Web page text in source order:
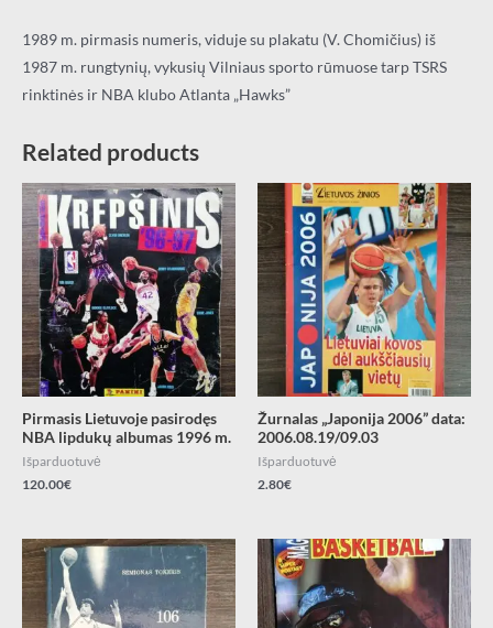
1989 m. pirmasis numeris, viduje su plakatu (V. Chomičius) iš
1987 m. rungtynių, vykusių Vilniaus sporto rūmuose tarp TSRS
rinktinės ir NBA klubo Atlanta „Hawks”
Related products
Pirmasis Lietuvoje pasirodęs
NBA lipdukų albumas 1996 m.
Išparduotuvė
120.00€
Žurnalas „Japonija 2006” data:
2006.08.19/09.03
Išparduotuvė
2.80€